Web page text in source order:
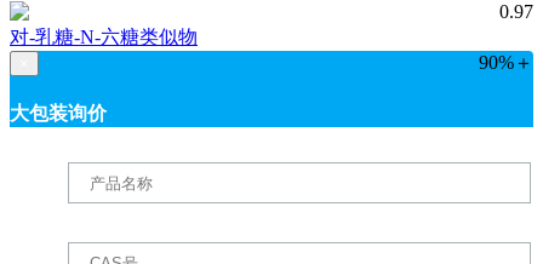
0.97
对-乳糖-N-六糖类似物
90%＋
大包装询价